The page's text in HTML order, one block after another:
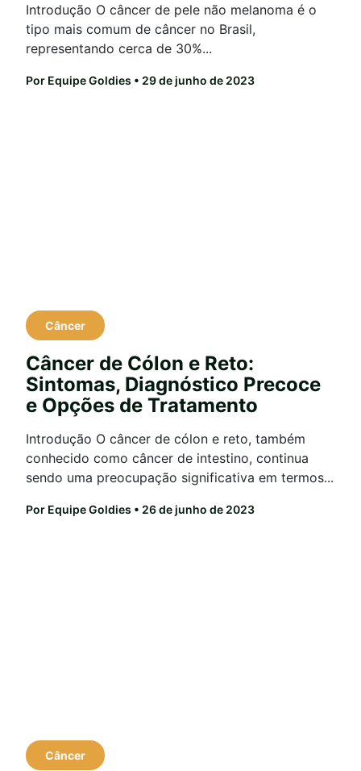
Introdução O câncer de pele não melanoma é o
tipo mais comum de câncer no Brasil,
representando cerca de 30%...
Por Equipe Goldies • 29 de junho de 2023
Câncer
Câncer de Cólon e Reto:
Sintomas, Diagnóstico Precoce
e Opções de Tratamento
Introdução O câncer de cólon e reto, também
conhecido como câncer de intestino, continua
sendo uma preocupação significativa em termos...
Por Equipe Goldies • 26 de junho de 2023
Câncer